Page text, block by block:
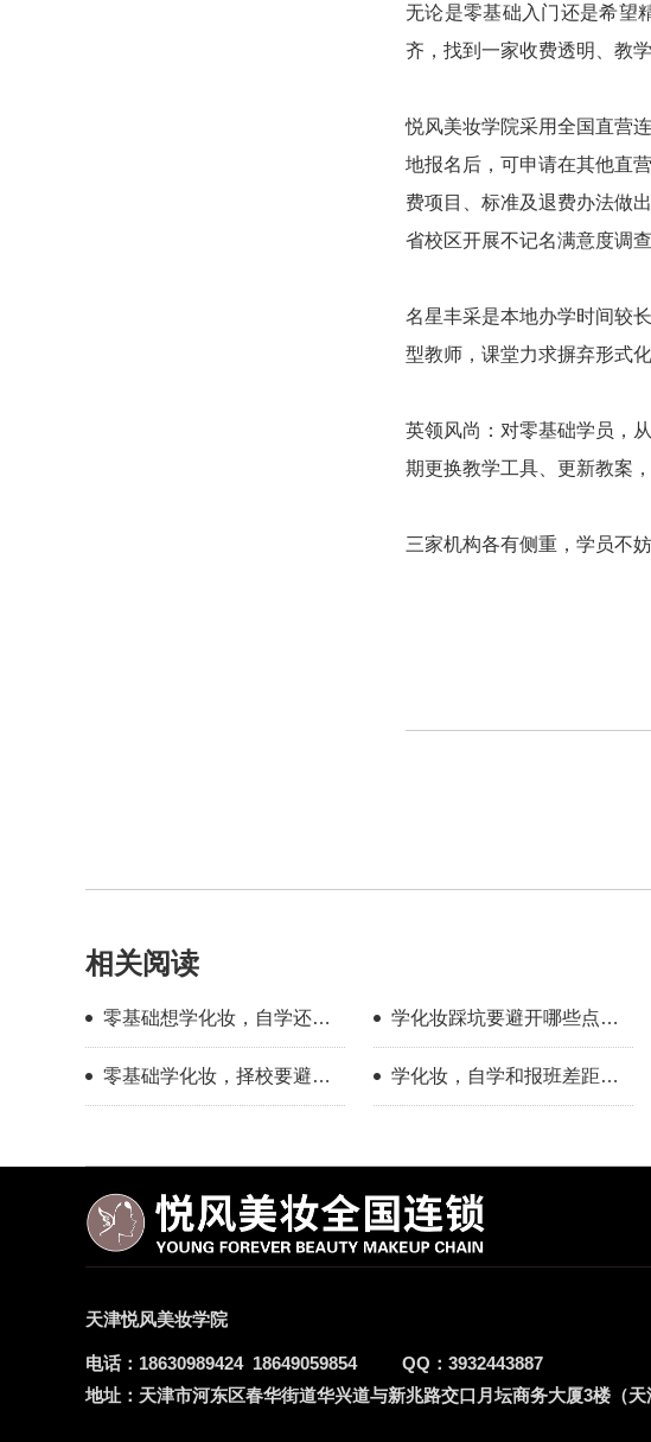
无论是零基础入门还是希望
齐，找到一家收费透明、教
悦风美妆学院采用全国直营
地报名后，可申请在其他直
费项目、标准及退费办法做
省校区开展不记名满意度调
名星丰采是本地办学时间较
型教师，课堂力求摒弃形式
英领风尚：对零基础学员，
期更换教学工具、更新教案
三家机构各有侧重，学员不
相关阅读
零基础想学化妆，自学还是
找学校？过来人分享择校心
得
学化妆踩坑要避开哪些点？
新手择校干货分享
零基础学化妆，择校要避开
哪些误区？
学化妆，自学和报班差距到
底有多大？
天津悦风美妆学院
电话： 18630989424 18649059854 QQ： 3932443887
地址： 天津市河东区春华街道华兴道与新兆路交口月坛商务大厦3楼（天